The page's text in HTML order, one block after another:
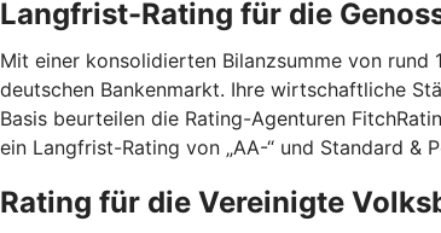
Langfrist-Rating für die
Mit einer konsolidierten Bilanzsumme von rund
deutschen Bankenmarkt. Ihre wirtschaftliche
Basis beurteilen die Rating-Agenturen
ein Langfrist-Rating von „AA-“ und Standard &
Rating für die Vereinigte